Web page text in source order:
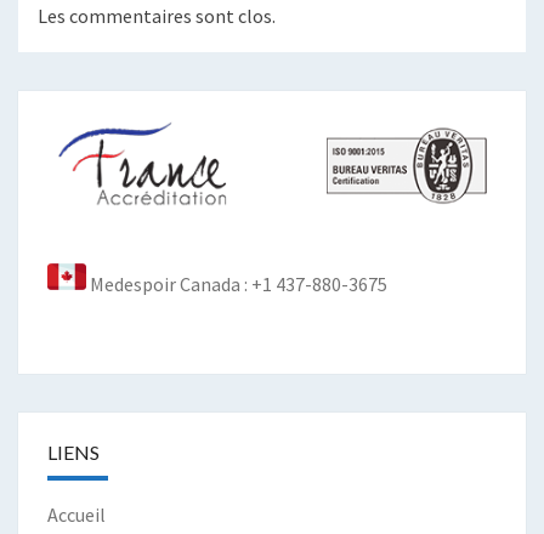
Les commentaires sont clos.
Medespoir Canada : +1 437-880-3675
LIENS
Accueil